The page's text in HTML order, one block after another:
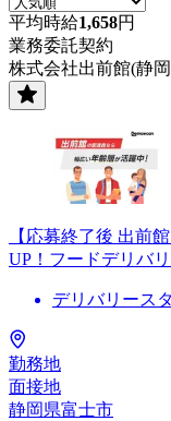
平均時給1,658円
業務委託契約
株式会社出前館(静
【応募終了後 出前
UP！フードデリバ
デリバリース
勤務地
面接地
静岡県富士市